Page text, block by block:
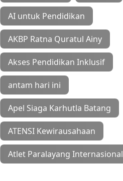
AI untuk Pendidikan
AKBP Ratna Quratul Ainy
Akses Pendidikan Inklusif
antam hari ini
Apel Siaga Karhutla Batang
ATENSI Kewirausahaan
Atlet Paralayang Internasional